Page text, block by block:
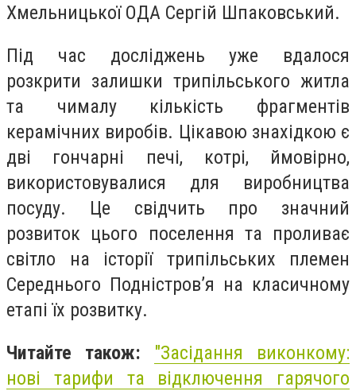
Хмельницької ОДА Сергій Шпаковський.
Під час досліджень уже вдалося
розкрити залишки трипільського житла
та чималу кількість фрагментів
керамічних виробів. Цікавою знахідкою є
дві гончарні печі, котрі, ймовірно,
використовувалися для виробництва
посуду. Це свідчить про значний
розвиток цього поселення та проливає
світло на історії трипільських племен
Середнього Подністров’я на класичному
етапі їх розвитку.
Читайте також: "Засідання виконкому:
нові тарифи та відключення гарячого